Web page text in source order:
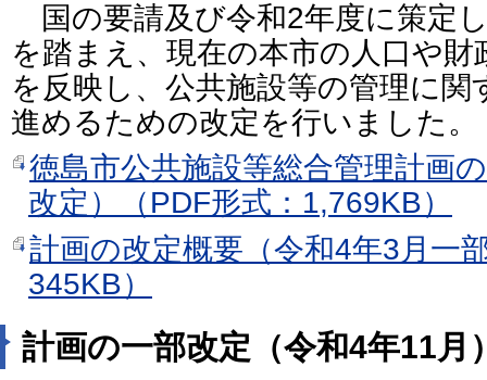
国の要請及び令和2年度に策定
を踏まえ、現在の本市の人口や財
を反映し、公共施設等の管理に
進めるための改定を行いました。
徳島市公共施設等総合管理計画
改定）（PDF形式：1,769KB）
計画の改定概要（令和4年3月一
345KB）
計画の一部改定（令和4年11月